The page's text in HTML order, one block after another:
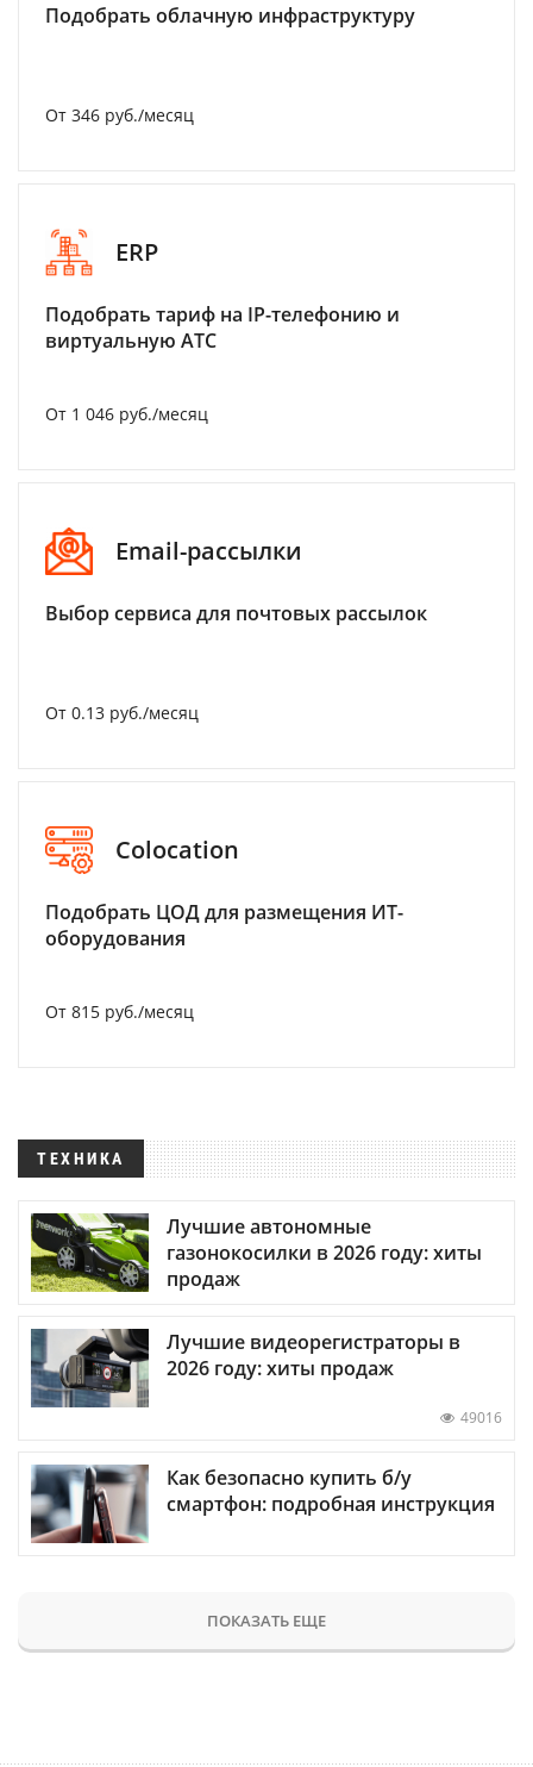
Подобрать облачную инфраструктуру
От 346 руб./месяц
ERP
Подобрать тариф на IP-телефонию и
виртуальную АТС
От 1 046 руб./месяц
Email-рассылки
Выбор сервиса для почтовых рассылок
От 0.13 руб./месяц
Colocation
Подобрать ЦОД для размещения ИТ-
оборудования
От 815 руб./месяц
ТЕХНИКА
Лучшие автономные
газонокосилки в 2026 году: хиты
продаж
Лучшие видеорегистраторы в
2026 году: хиты продаж
49016
Как безопасно купить б/у
смартфон: подробная инструкция
ПОКАЗАТЬ ЕЩЕ